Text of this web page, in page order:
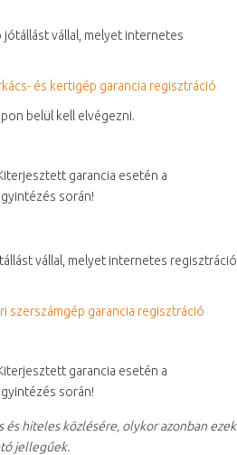
vállal, melyet internetes
és kertigép garancia regisztráció
belül kell elvégezni.
garancia esetén a
során!
vállal, melyet internetes regisztráció
szerszámgép garancia regisztráció
garancia esetén a
során!
hiteles közlésére, olykor azonban ezek
jellegűek.